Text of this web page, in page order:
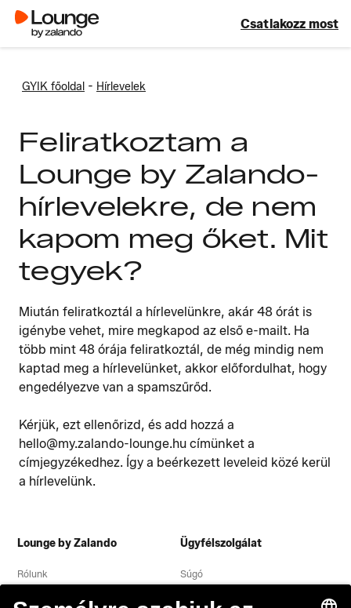
Csatlakozz most
GYIK főoldal - Hírlevelek
Feliratkoztam a
Lounge by Zalando-
hírlevelekre, de nem
kapom meg őket. Mit
tegyek?
Miután feliratkoztál a hírlevelünkre, akár 48 órát is
igénybe vehet, mire megkapod az első e-mailt. Ha
több mint 48 órája feliratkoztál, de még mindig nem
kaptad meg a hírlevelünket, akkor előfordulhat, hogy
engedélyezve van a spamszűrőd.
Kérjük, ezt ellenőrizd, és add hozzá a
hello@my.zalando-lounge.hu címünket a
címjegyzékedhez. Így a beérkezett leveleid közé kerül
a hírlevelünk.
Lounge by Zalando
Rólunk
Ügyfélszolgálat
Súgó